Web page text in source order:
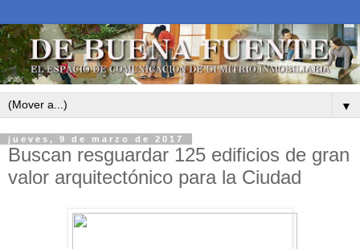
▼
jueves, 9 de marzo de 2017
Buscan resguardar 125 edificios de gran
valor arquitectónico para la Ciudad